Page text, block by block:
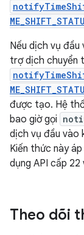
Nếu dịch vụ
trợ dịch chuyển
được tạo. Hệ
bao giờ gọi
dịch vụ đầu vào
Kiến thức này
dụng API cấp
Theo dõi